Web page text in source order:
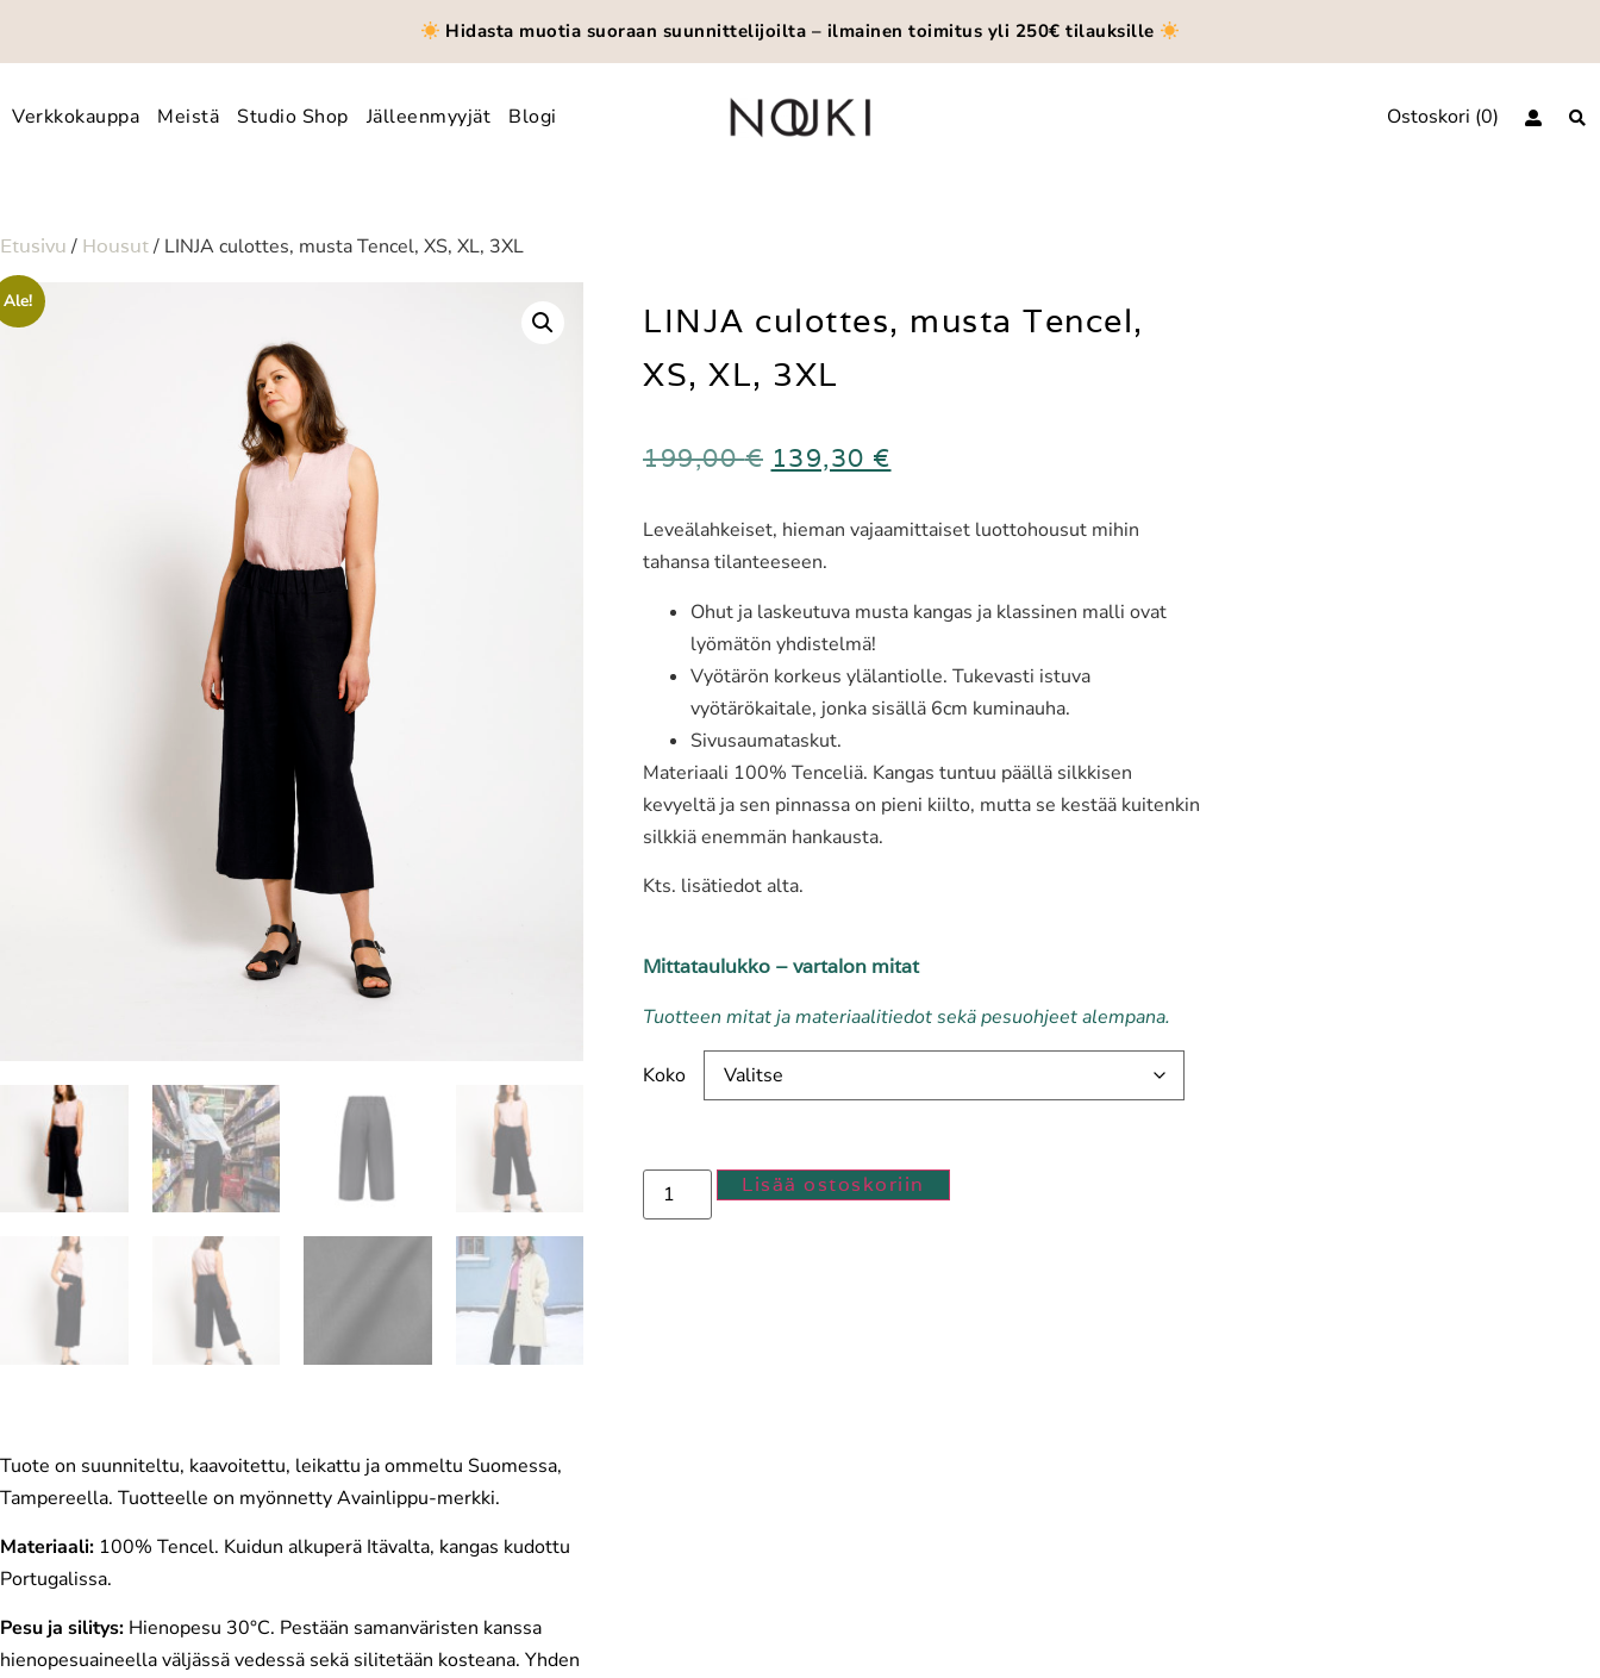
Hidasta muotia suoraan suunnittelijoilta – ilmainen toimitus yli 250€ tilauksille
Verkkokauppa Meistä Studio Shop Jälleenmyyjät Blogi Ostoskori 0
Etusivu/ Housut/ LINJA culottes, musta Tencel, XS, XL, 3XL
Ale!
LINJA culottes, musta Tencel,
XS, XL, 3XL
199,00€ 139,30 €
Leveälahkeiset, hieman vajaamittaiset luottohousut mihin
tahansa tilanteeseen.
Ohut ja laskeutuva musta kangas ja klassinen malli ovat
lyömätön yhdistelmä!
Vyötärön korkeus ylälantiolle. Tukevasti istuva
vyötärökaitale, jonka sisällä 6cm kuminauha.
Sivusaumataskut.
Materiaali 100% Tenceliä. Kangas tuntuu päällä silkkisen
kevyeltä ja sen pinnassa on pieni kiilto, mutta se kestää kuitenkin
silkkiä enemmän hankausta.
Kts. lisätiedot alta.
Mittataulukko – vartalon mitat
Tuotteen mitat ja materiaalitiedot sekä pesuohjeet alempana.
Koko
Lisää ostoskoriin
Tuote on suunniteltu, kaavoitettu, leikattu ja ommeltu Suomessa,
Tampereella. Tuotteelle on myönnetty Avainlippu-merkki.
Materiaali: 100% Tencel. Kuidun alkuperä Itävalta, kangas kudottu
Portugalissa.
Pesu ja silitys: Hienopesu 30°C. Pestään samanväristen kanssa
hienopesuaineella väljässä vedessä sekä silitetään kosteana. Yhden